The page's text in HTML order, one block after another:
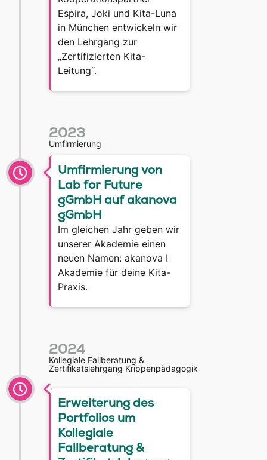
Espira, Joki und Kita-Luna
in München entwickeln wir
den Lehrgang zur
„Zertifizierten Kita-
Leitung“.
2023
Umfirmierung
Umfirmierung von
Lab for Future
gGmbH auf akanova
gGmbH
Im gleichen Jahr geben wir
unserer Akademie einen
neuen Namen: akanova I
Akademie für deine Kita-
Praxis.
2024
Kollegiale Fallberatung &
Zertifikatslehrgang Krippenpädagogik
Erweiterung des
Portfolios um
Kollegiale
Fallberatung &